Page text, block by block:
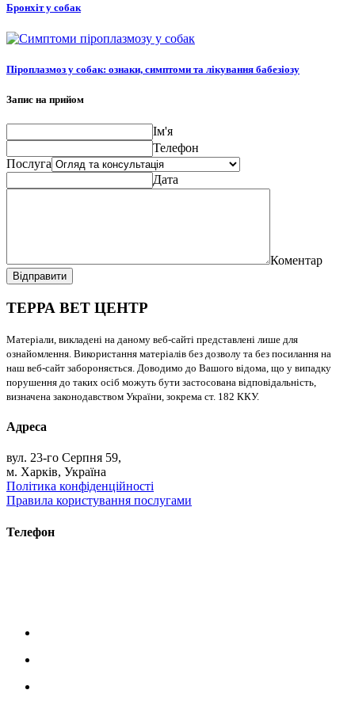
Бронхіт у собак
Піроплазмоз у собак: ознаки, симптоми та лікування бабезіозу
Запис на прийом
Ім'я
Телефон
Послуга
Дата
Коментар
Відправити
ТЕРРА ВЕТ ЦЕНТР
Матеріали, викладені на даному веб-сайті представлені лише для
ознайомлення. Використання матеріалів без дозволу та без посилання на
наш веб-сайт забороняється. Доводимо до Вашого відома, що у випадку
порушення до таких осіб можуть бути застосована відповідальність,
визначена законодавством України, зокрема ст. 182 ККУ.
Адреса
вул. 23-го Серпня 59,
м. Харків, Україна
Політика конфіденційності
Правила користування послугами
Телефон